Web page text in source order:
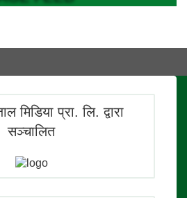
मिडिया प्रा. लि. द्वारा
सञ्चालित